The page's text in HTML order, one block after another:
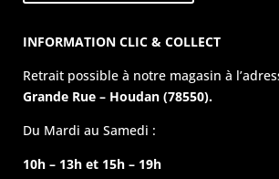
INFORMATION CLIC & COLLECT
Retrait possible à notre magasin à
Grande Rue – Houdan (78550).
Du Mardi au Samedi :
10h – 13h et 15h – 19h